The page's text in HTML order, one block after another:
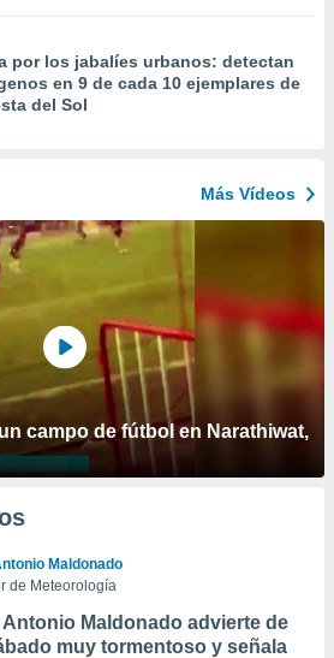
por los jabalíes urbanos: detectan
en 9 de cada 10 ejemplares de
del Sol
Más Vídeos
campo de fútbol en Narathiwat,
Maldonado
de Meteorología
Maldonado advierte de
muy tormentoso y señala